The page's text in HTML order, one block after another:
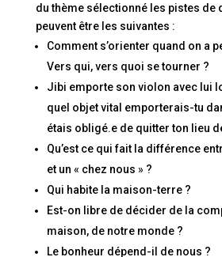
du thème sélectionné les pistes de
peuvent être les suivantes :
Comment s’orienter quand on a
Vers qui, vers quoi se tourner ?
Jibi emporte son violon avec lui
quel objet vital emporterais-tu
étais obligé.e de quitter ton lieu
Qu’est ce qui fait la différence
et un « chez nous » ?
Qui habite la maison-terre ?
Est-on libre de décider de la
maison, de notre monde ?
Le bonheur dépend-il de nous ?